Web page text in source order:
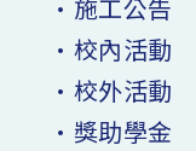
•施工公告
•校內活動
•校外活動
•獎助學金